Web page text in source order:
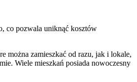
co pozwala uniknąć kosztów
można zamieszkać od razu, jak i lokale,
Wiele mieszkań posiada nowoczesny